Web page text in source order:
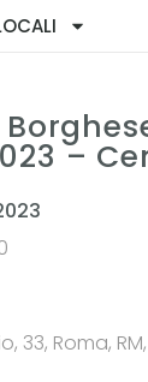
–
33, Roma,